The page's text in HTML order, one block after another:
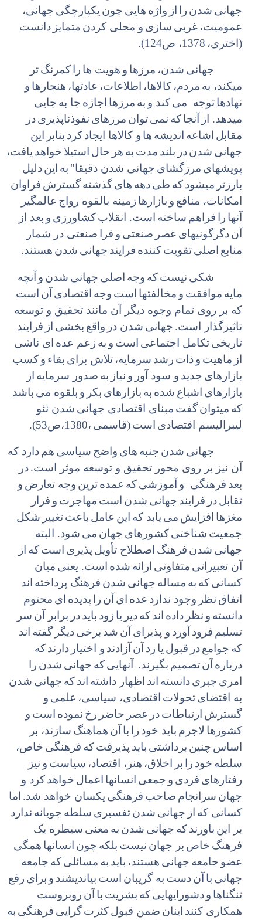
جهانی شدن را از واژه هایی چون یکپارچگی جهانی،
عمومیت، غربی سازی و محلی کردن متمایز دانست
(اختری، 1378، ص124).
جهانی شدن، مرزها و هویت ها را کمرنگتر
میکند، به مردم، کالاها، اطلاعات، عادتها، هنجارها و
نهادهاتوجه میکند و به مرزها اجازه جا به جایی
میدهد. از
آنجاکه نمیتوان مرزهای نفوذناپذیریدر
مقابل اشاعه اندیشه ها و کالاها ایجادکرد بنابر
این
جهانی شدندر بلند مدت به هر حال استیلا خواهد یافت،
پویشهای مرزگشای جهانی شدن دقیقا" به ایندلیل
بارزتر میشودکه طیدهه هایگذشتهگسترش فراوان
امکانات، منافع و بازارها زمینه بالقوه رواج عالمگیر
آنها را فراهم ساخته است. انقلابکشاورزی و بعد از
آندگرگونیهای عصر صنعتی و فرا
صنعتی در شمار
منابع اصلیتقویتکننده فرایند جهانی شدن هستند.
شکی نیستکه وجه اصلی جهانی شدن و آنچه
مایه موافقت و مخالفتها است وجه اقتصادی آن است
که بر روی تمام وجوه دیگر آن مانند تحقیق و توسعه
تاثیرگذار است. جهانی شدن در واقع بخشی از فرایند
تاریخیتکامل اجتماعی است و به زعم عده ای ناشی
از ماهیت وذات رشد سرمایه، تلاش برای بقاء وکسب
بازارهای جدید و سود آور و نیاز به صدور سرمایه از
بازارهای اشباع شده به بازارهای بکر و بلقوه می باشد
که میتوانگفت مبنای اقتصادی جهانی شدن نئو
لیبرالیسم اقتصادی است(قاسمی ،1380،ص53).
جهانی شدن جنبه های واضح سیاسی هم دارد که
آن نیز بر روی محور تحقیق و توسعه موثر است.در
بعد فرهنگی و آموزشیکه عمدهترین وجه تعارض و
تقابلدر فرایند جهانی شدن است مهاجرت و فرار
مغزها افزایش می یابد که این عامل باعثتغییر شکل
جمعیت شناختیکشورهای جهان می شود. البته
جهانی شدن فرهنگ اصطلاح تأویل پذیری استکه از
آن تعبیراتی متفاوتی ارائه شده است. یعنی میان
کسانیکه به مساله جهانی شدن فرهنگ پرداخته اند
اتفاق نظر وجود ندارد عده ای آن را پدیده ای محتوم
دانسته و نظر داده اندکهدیر یا زود بایددر برابر آن سر
تسلیم فرود آورد و پذیرای آن شد برخیدیگر گفته اند
که جوامعدر قبول یا رد آن آزادند و اختیار دارندکه
درباره آنتصمیم بگیرند. آنهاییکه جهانی شدن را
امری جبریدانسته اند اظهار داشته اندکه جهانی شدن
به اقتضایتحولات اقتصادی، سیاسی، علمی و
گسترش ارتباطاتدر عصر حاضر رخ نموده است و
کشورها لاجرم باید خود را با آن هماهنگ سازند، بر
اساس چنین برداشتی باید پذیرفتکه فرهنگی خاص،
سلطه خود را بر اخلاق، هنر، اقتصاد، سیاست و نیز
رفتارهای فردی و جمعی انسانها اعمال خواهدکرد و
جهان سرانجام صاحب فرهنگی یکسان خواهد شد. اما
کسانی که از جهانی شدنتفسیری سلطه جویانه ندارد
بر این باورندکه جهانی شدن به معنی سیطره یک
فرهنگ خاص بر جهان نیست بلکه چون انسانها همگی
عضو جامعه جهانی هستند، باید به مسائلیکه جامعه
جهانی با آندست به گریبان است بیاندیشند و برای رفع
تنگناها ودشورایهاییکه بشریت با آن روبروست
همکاری کنند اینان ضمن قبولکثرتگرایی فرهنگی به